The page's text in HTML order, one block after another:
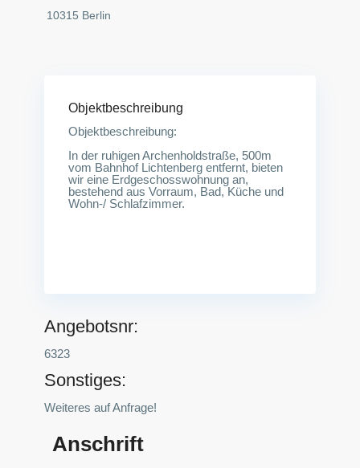
10315 Berlin
Objektbeschreibung
Objektbeschreibung:
In der ruhigen Archenholdstraße, 500m
vom Bahnhof Lichtenberg entfernt, bieten
wir eine Erdgeschosswohnung an,
bestehend aus Vorraum, Bad, Küche und
Wohn-/ Schlafzimmer.
Angebotsnr:
6323
Sonstiges:
Weiteres auf Anfrage!
Anschrift